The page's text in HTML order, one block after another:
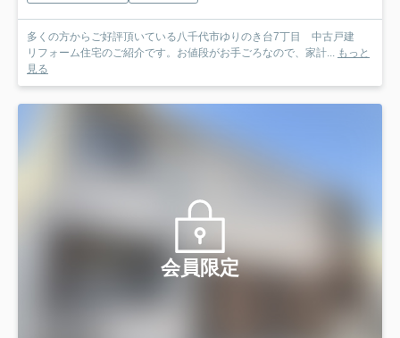
多くの方からご好評頂いている八千代市ゆりのき台7丁目 中古戸建
リフォーム住宅のご紹介です。お値段がお手ごろなので、家計... もっと
見る
会員限定